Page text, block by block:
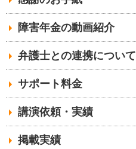
障害年金の動画紹介
弁護士との連携について
サポート料金
講演依頼・実績
掲載実績